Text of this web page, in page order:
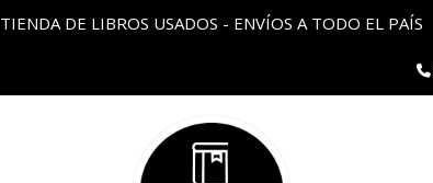
TIENDA DE LIBROS USADOS - ENVÍOS A TODO EL PAÍS